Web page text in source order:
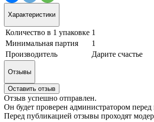
Характеристики
Количество в 1 упаковке 1
Минимальная партия
1
Производитель
Дарите счастье
Отзывы
Оставить отзыв
Отзыв успешно отправлен.
Он будет проверен администратором
Перед публикацией отзывы проходят